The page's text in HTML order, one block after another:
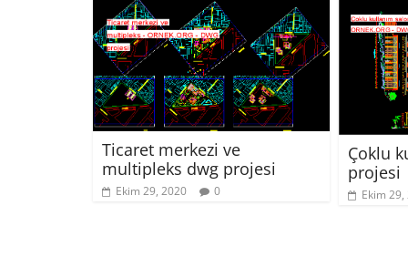
Ticaret merkezi ve
multipleks dwg projesi
Ekim 29, 2020 0
Çoklu
projesi
Ekim